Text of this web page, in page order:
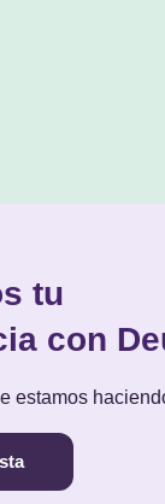
tu
con
estamos